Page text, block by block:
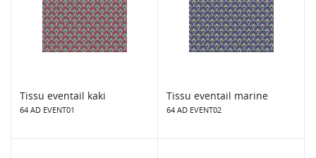
Tissu eventail kaki
64 AD EVENT01
Tissu eventail marine
64 AD EVENT02